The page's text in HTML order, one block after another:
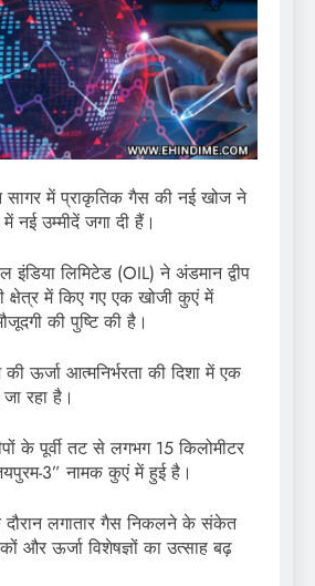
सागर में प्राकृतिक गैस की नई खोज ने
नई उम्मीदें जगा दी हैं।
लिमिटेड (OIL) ने अंडमान द्वीप
में किए गए एक खोजी कुएं में
की पुष्टि की है।
ऊर्जा आत्मनिर्भरता की दिशा में एक
रहा है।
के पूर्वी तट से लगभग 15 किलोमीटर
3” नामक कुएं में हुई है।
दौरान लगातार गैस निकलने के संकेत
और ऊर्जा विशेषज्ञों का उत्साह बढ़